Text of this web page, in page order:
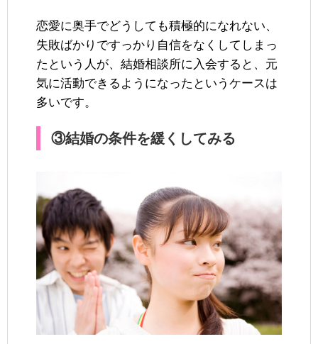
恋愛に奥手でどうしても積極的になれない、
失敗ばかりですっかり自信をなくしてしまっ
たという人が、結婚相談所に入会すると、元
気に活動できるようになったというケースは
多いです。
③結婚の条件を緩くしてみる